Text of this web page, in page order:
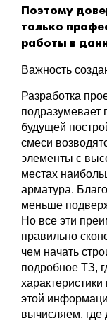
Поэтому
только
работы в
Важность
Разработка
подразумевает
будущей
смеси
элементы с
местах
арматура.
меньше
Но все эти
правильно
чем начать
подробное ТЗ,
этой
вычисляем,